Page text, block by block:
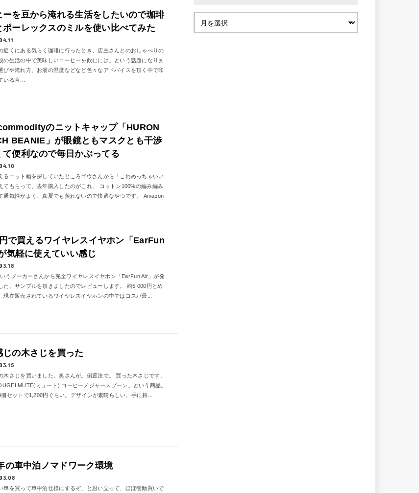
ーを豆から淹れる生活をしたいので珈琲
ポーレックスのミルを使い比べてみた
近くにある気らく珈琲に行ったとき、店主さんとのおしゃべりの
の生活の中で美味しいコーヒーを飲むには」という話題になりま
びや淹れ方、お湯の温度などなど色々なアドバイスを頂く中で印
いる言...
のニットキャップ「HURON
BEANIE」が眼鏡ともマスクとも干渉
て便利なので毎日かぶってる
るニット帽を探していたところゴウさんから「これめっちゃいい
てもらって、去年購入したのがこれ。 コットン100%の編み編み
通気性がよく、真夏でも蒸れないので快適なやつです。 Amazon
で買えるワイヤレスイヤホン「EarFun
気軽に使えていい感じ
うメーカーさんから完全ワイヤレスイヤホン「EarFun Air」が発
た。サンプルを頂きましたのでレビューします。 約5,000円とめ
現在販売されているワイヤレスイヤホンの中ではコスパ最...
じの木さじを買った
木さじを買いました。奥さんが。倒置法で。 買った木さじです。
MUTE(ミュート) コーヒーメジャースプーン」という商品。
セットで1,200円ぐらい。デザインが素晴らしい。手に持...
の車中泊ノマドワーク環境
車を買って車中泊仕様にするぞ」と思い立って、ほぼ衝動買いで